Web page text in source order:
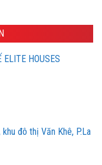
HOUSES
đô thị Văn Khê, P.La